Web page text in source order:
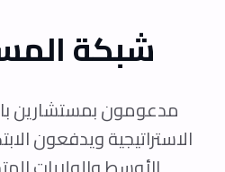
شبكة
مدعومون بمستشارين
الاستراتيجية ويدفعون